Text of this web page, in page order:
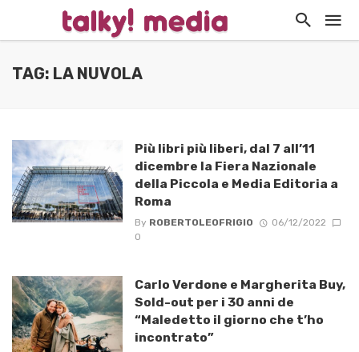
TAG: LA NUVOLA
Più libri più liberi, dal 7 all’11
dicembre la Fiera Nazionale
della Piccola e Media Editoria a
Roma
By ROBERTOLEOFRIGIO
06/12/2022
0
Carlo Verdone e Margherita Buy,
Sold-out per i 30 anni de
“Maledetto il giorno che t’ho
incontrato”